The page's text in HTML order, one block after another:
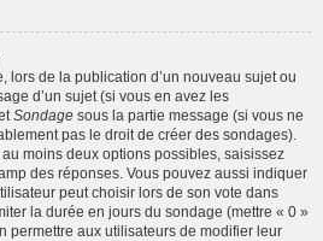
lors de la publication d’un nouveau sujet ou
d’un sujet (si vous en avez les
Sondage sous la partie message (si vous ne
pas le droit de créer des sondages).
moins deux options possibles, saisissez
des réponses. Vous pouvez aussi indiquer
peut choisir lors de son vote dans
la durée en jours du sondage (mettre « 0 »
permettre aux utilisateurs de modifier leur